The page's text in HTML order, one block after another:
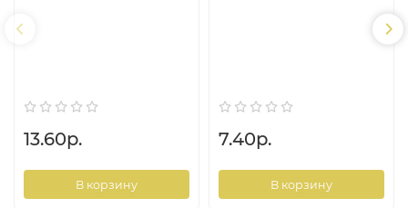
13.60р.
В корзину
7.40р.
В корзину